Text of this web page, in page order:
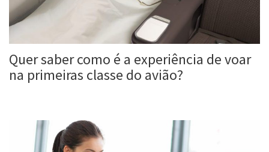
Quer saber como é a experiência de voar
na primeiras classe do avião?